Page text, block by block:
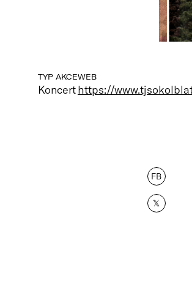
TYP AKCE
Koncert
WEB
https://
FB
𝕏